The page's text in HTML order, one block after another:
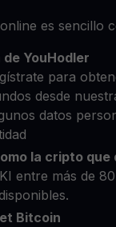
es sencillo
YouHodler
para
desde
datos
la cripto
entre más de
Bitcoin